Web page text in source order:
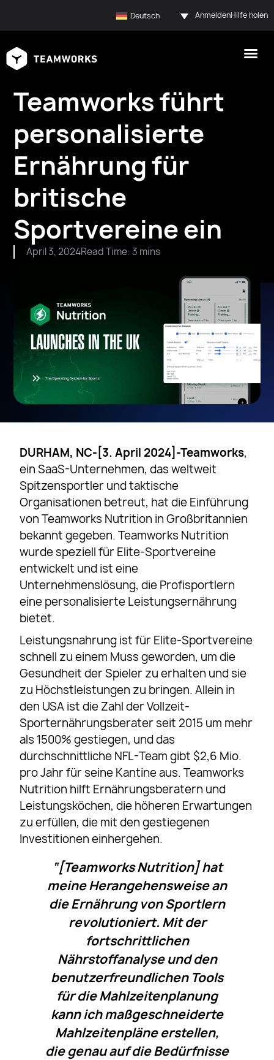
Deutsch AnmeldenHilfe holen
Teamworks führt
personalisierte
Ernährung für
britische
Sportvereine ein
April 3, 2024Read Time: 3 mins
DURHAM, NC-[3. April 2024]-Teamworks,
ein SaaS-Unternehmen, das weltweit
Spitzensportler und taktische
Organisationen betreut, hat die Einführung
von Teamworks Nutrition in Großbritannien
bekannt gegeben. Teamworks Nutrition
wurde speziell für Elite-Sportvereine
entwickelt und ist eine
Unternehmenslösung, die Profisportlern
eine personalisierte Leistungsernährung
bietet.
Leistungsnahrung ist für Elite-Sportvereine
schnell zu einem Muss geworden, um die
Gesundheit der Spieler zu erhalten und sie
zu Höchstleistungen zu bringen. Allein in
den USA ist die Zahl der Vollzeit-
Sporternährungsberater seit 2015 um mehr
als 1500% gestiegen, und das
durchschnittliche NFL-Team gibt $2,6 Mio.
pro Jahr für seine Kantine aus. Teamworks
Nutrition hilft Ernährungsberatern und
Leistungsköchen, die höheren Erwartungen
zu erfüllen, die mit den gestiegenen
Investitionen einhergehen.
“[Teamworks Nutrition] hat
meine Herangehensweise an
die Ernährung von Sportlern
revolutioniert. Mit der
fortschrittlichen
Nährstoffanalyse und den
benutzerfreundlichen Tools
für die Mahlzeitenplanung
kann ich maßgeschneiderte
Mahlzeitenpläne erstellen,
die genau auf die Bedürfnisse